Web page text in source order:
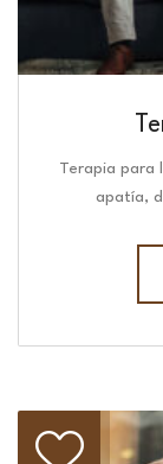
Terapia para
apatía,